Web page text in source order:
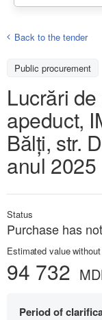
Back to the tender
Public procurement
Lucrări
apeduct,
Bălți, str.
anul 2025
Status
Purchase has
Estimated value
94 732
Period of